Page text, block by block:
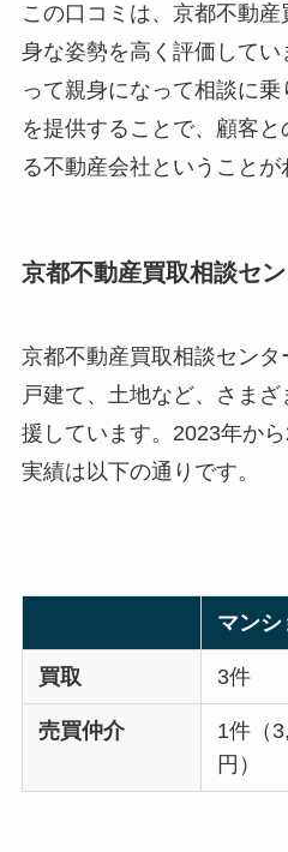
この口コミは、京都不動
身な姿勢を高く評価して
って親身になって相談に
を提供することで、顧客
る不動産会社ということが
京都不動産買取相談セ
京都不動産買取相談セン
戸建て、土地など、さま
援しています。2023年か
実績は以下の通りです。
マンシ
買取 3件
売買仲介
1件（
円）